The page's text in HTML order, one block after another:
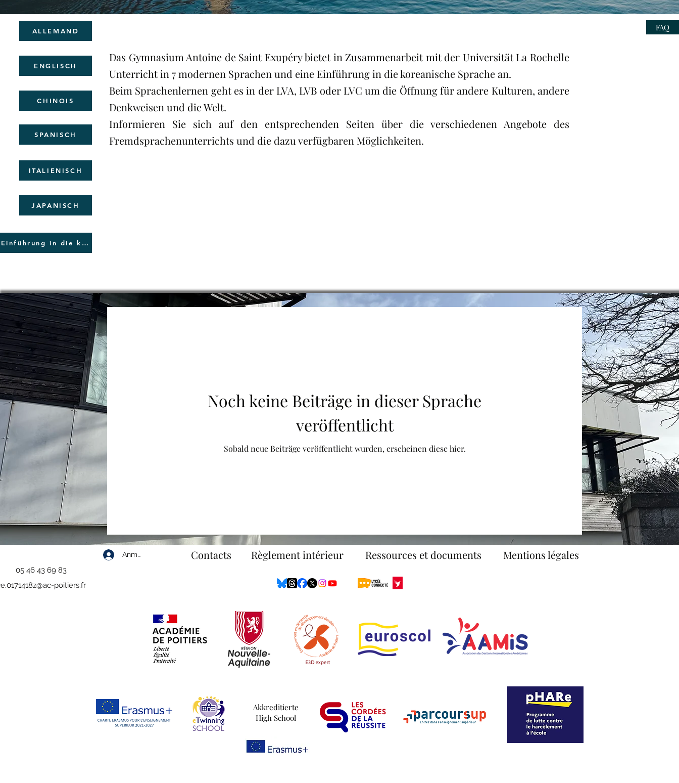
FAQ
ALLEMAND
ENGLISCH
CHINOIS
SPANISCH
ITALIENISCH
Das Gymnasium Antoine de Saint Exupéry bietet in Zusammenarbeit mit der Universität La Rochelle
Unterricht in 7 modernen Sprachen und eine Einführung in die koreanische Sprache an.
Beim Sprachenlernen geht es in der LVA, LVB oder LVC um die Öffnung für andere Kulturen, andere
Denkweisen und die Welt.
Informieren Sie sich auf den entsprechenden Seiten über die verschiedenen Angebote des
Fremdsprachenunterrichts und die dazu verfügbaren Möglichkeiten.
JAPANISCH
Einführung in die koreanische Sprache
Noch keine Beiträge in dieser Sprache
veröffentlicht
Sobald neue Beiträge veröffentlicht wurden, erscheinen diese hier.
05 46 43 69 83
Anmelden
poitiers.fr
Contacts Règlement intérieur Ressources et documents Mentions légales
Akkreditierte
High School